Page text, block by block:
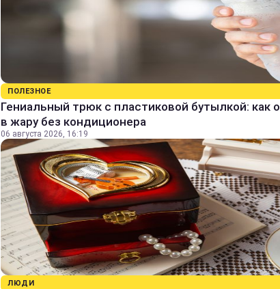
ПОЛЕЗНОЕ
Гениальный трюк с пластиковой бутылкой: как
в жару без кондиционера
06 августа 2026, 16:19
ЛЮДИ